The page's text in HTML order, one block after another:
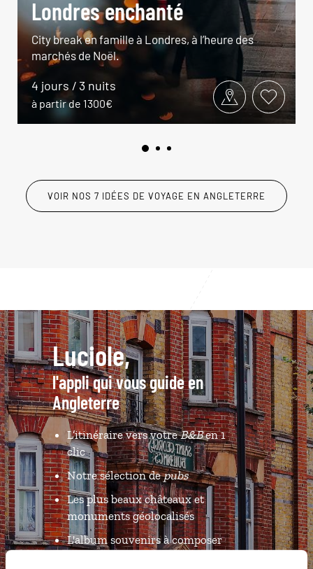
Londres enchanté
City break en famille à Londres, à l’heure des
marchés de Noël.
4 jours / 3 nuits
à partir de 1300€
VOIR NOS 7 IDÉES DE VOYAGE EN ANGLETERRE
Luciole,
l'appli qui vous guide en
Angleterre
L’itinéraire vers votreB&Ben 1
clic
Notre sélection depubs
Les plus beaux châteaux et
monuments géolocalisés
L'album souvenirs à composer